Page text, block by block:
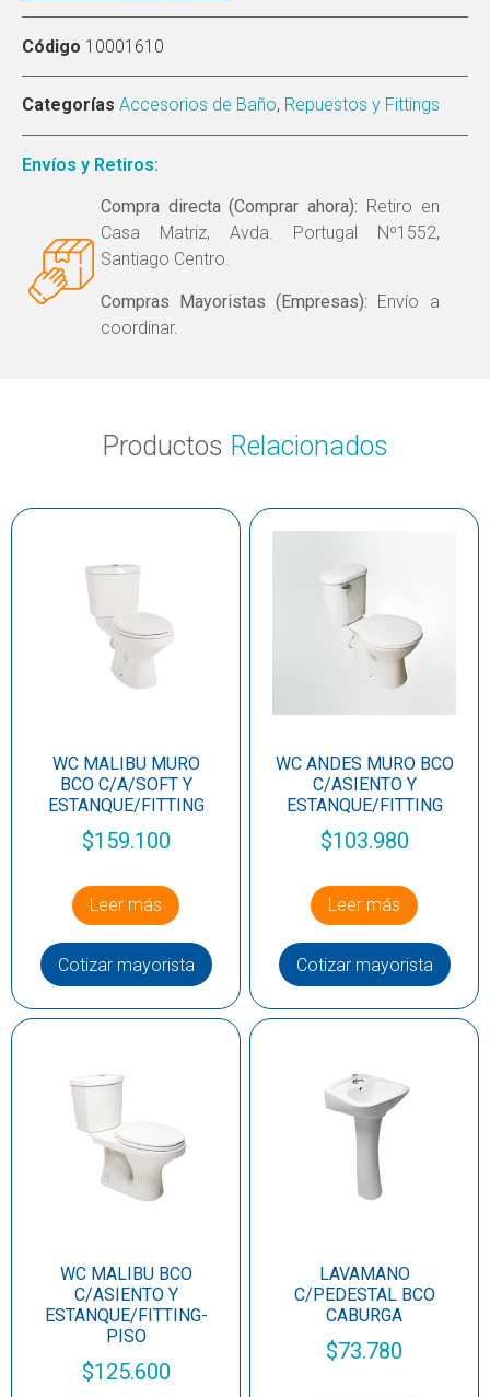
Código 10001610
Categorías Accesorios de Baño, Repuestos y Fittings
Envíos y Retiros:
Compra directa (Comprar ahora): Retiro en
Casa Matriz, Avda. Portugal Nº1552,
Santiago Centro.
Compras Mayoristas (Empresas): Envío a
coordinar.
Productos Relacionados
WC MALIBU MURO
BCO C/A/SOFT Y
ESTANQUE/FITTING
$159.100
Leer más
Cotizar mayorista
WC ANDES MURO BCO
C/ASIENTO Y
ESTANQUE/FITTING
$103.980
Leer más
Cotizar mayorista
WC MALIBU BCO
C/ASIENTO Y
ESTANQUE/FITTING-
PISO
$125.600
LAVAMANO
C/PEDESTAL BCO
CABURGA
$73.780